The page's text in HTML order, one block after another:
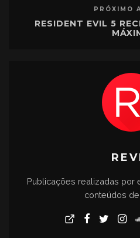
PRÓXIMO
RESIDENT EVIL 5
Publicações realizadas por
conteúdos